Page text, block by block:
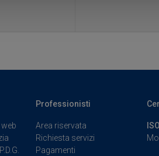
Professionisti
Area riservata
Richiesta servizi
Pagamenti